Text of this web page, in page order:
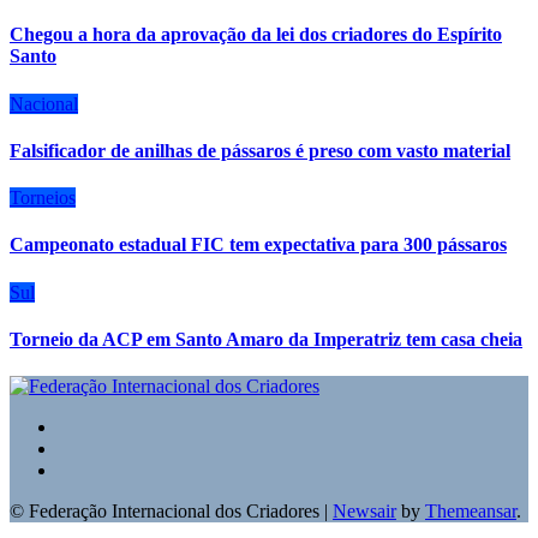
Chegou a hora da aprovação da lei dos criadores do Espírito
Santo
Nacional
Falsificador de anilhas de pássaros é preso com vasto material
Torneios
Campeonato estadual FIC tem expectativa para 300 pássaros
Sul
Torneio da ACP em Santo Amaro da Imperatriz tem casa cheia
© Federação Internacional dos Criadores | Newsairby Themeansar.